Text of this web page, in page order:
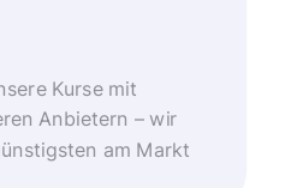
Kurse mit
Anbietern – wir
am Markt